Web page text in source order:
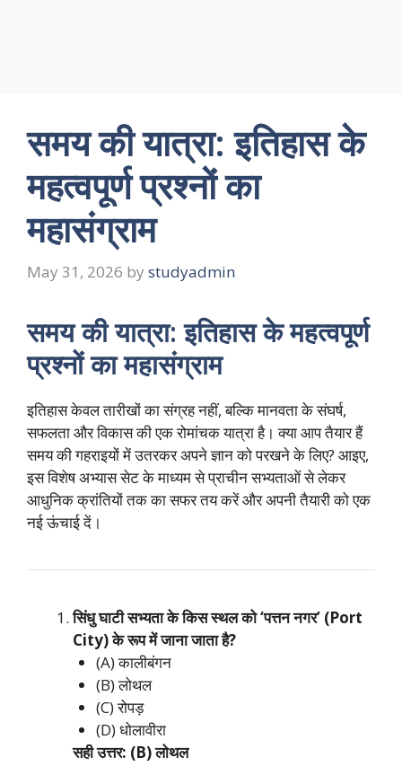
समय की यात्रा: इतिहास के
महत्वपूर्ण प्रश्नों का
महासंग्राम
May 31, 2026 by studyadmin
समय की यात्रा: इतिहास के महत्वपूर्ण
प्रश्नों का महासंग्राम
इतिहास केवल तारीखों का संग्रह नहीं, बल्कि मानवता के संघर्ष,
सफलता और विकास की एक रोमांचक यात्रा है। क्या आप तैयार हैं
समय की गहराइयों में उतरकर अपने ज्ञान को परखने के लिए? आइए,
इस विशेष अभ्यास सेट के माध्यम से प्राचीन सभ्यताओं से लेकर
आधुनिक क्रांतियों तक का सफर तय करें और अपनी तैयारी को एक
नई ऊंचाई दें।
सिंधु घाटी सभ्यता के किस स्थल को ‘पत्तन नगर’ (Port
City) के रूप में जाना जाता है?
(A) कालीबंगन
(B) लोथल
(C) रोपड़
(D) धोलावीरा
सही उत्तर: (B) लोथल